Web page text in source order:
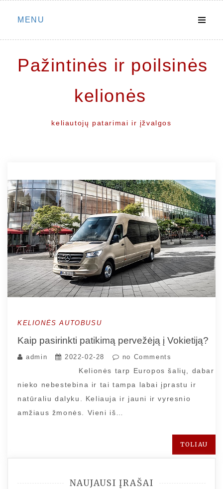
Skip
MENU
Pažintinės ir poilsinės
kelionės
keliautojų patarimai ir įžvalgos
KELIONĖS AUTOBUSU
Kaip pasirinkti patikimą pervežėją į Vokietiją?
admin 2022-02-28 no Comments
Kelionės tarp Europos šalių, dabar
nieko nebestebina ir tai tampa labai įprastu ir
natūraliu dalyku. Keliauja ir jauni ir vyresnio
amžiaus žmonės. Vieni iš…
TOLIAU
NAUJAUSI ĮRAŠAI